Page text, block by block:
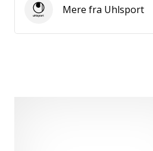
UhlsportMere fra Uhlsport